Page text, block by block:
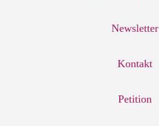
Newsletter
Kontakt
Petition